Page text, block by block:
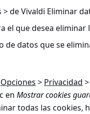
de Vivaldi Eliminar
el que desea eliminar
de datos que se
Opciones > Privacidad
en Mostrar cookies
todas las cookies,